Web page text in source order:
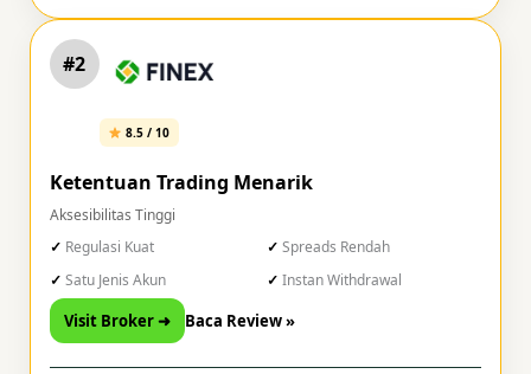
#2
8.5 / 10
Ketentuan Trading Menarik
Aksesibilitas Tinggi
Regulasi Kuat
Spreads Rendah
Satu Jenis Akun
Instan Withdrawal
Visit Broker ➜ Baca Review »